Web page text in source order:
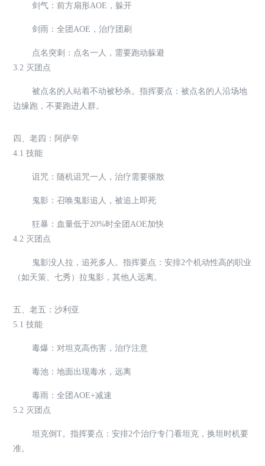
剑气：前方扇形AOE，躲开
剑雨：全团AOE，治疗团刷
点名突刺：点名一人，需要跑动躲避
3.2 灭团点
被点名的人站着不动被秒杀。指挥要点：被点名的人沿场地
边缘跑，不要跑进人群。
四、老四：阿萨辛
4.1 技能
诅咒：随机诅咒一人，治疗需要驱散
鬼影：召唤鬼影追人，被追上即死
狂暴：血量低于20%时全团AOE加快
4.2 灭团点
鬼影没人拉，追死多人。指挥要点：安排2个机动性高的职业
（如天策、七秀）拉鬼影，其他人远离。
五、老五：沙利亚
5.1 技能
毒爆：对坦克高伤害，治疗注意
毒池：地面出现毒水，远离
毒雨：全团AOE+减速
5.2 灭团点
坦克倒T。指挥要点：安排2个治疗专门看坦克，换坦时机要
准。